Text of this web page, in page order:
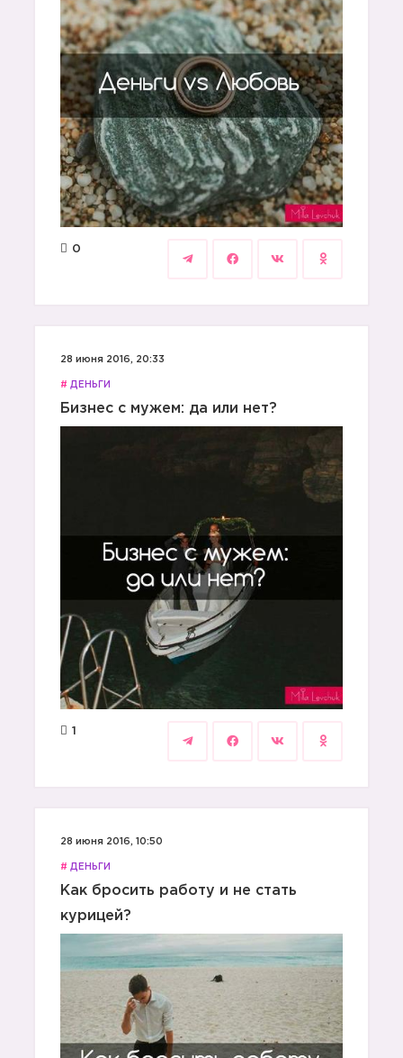
0
28 июня 2016, 20:33
# ДЕНЬГИ
Бизнес с мужем: да или нет?
1
28 июня 2016, 10:50
# ДЕНЬГИ
Как бросить работу и не стать
курицей?